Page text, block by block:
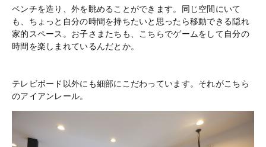
ベンチを造り、外を眺めることができます。同じ空間にいて
も、ちょっと自分の時間を持ちたいと思ったら移動できる隠れ
家的スペース。お子さまたちも、こちらでゲームをして自分の
時間を楽しまれているんだとか。
テレビボード以外にも細部にこだわっています。それがこちら
のアイアンレール。